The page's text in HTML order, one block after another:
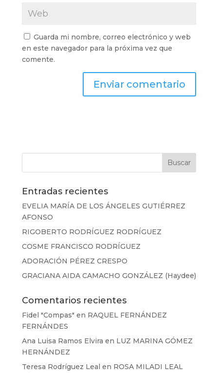
Guarda mi nombre, correo electrónico y web
en este navegador para la próxima vez que
comente.
Entradas recientes
EVELIA MARÍA DE LOS ÁNGELES GUTIÉRREZ
AFONSO
RIGOBERTO RODRÍGUEZ RODRÍGUEZ
COSME FRANCISCO RODRÍGUEZ
ADORACIÓN PÉREZ CRESPO
GRACIANA AIDA CAMACHO GONZÁLEZ (Haydee)
Comentarios recientes
Fidel "Compas" en RAQUEL FERNÁNDEZ
FERNÁNDES
Ana Luisa Ramos Elvira en LUZ MARINA GÓMEZ
HERNÁNDEZ
Teresa Rodríguez Leal en ROSA MILADI LEAL